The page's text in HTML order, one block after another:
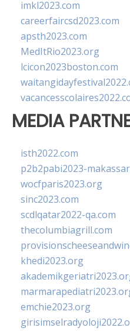
imkl2023.com
careerfaircsd2023.com
apsth2023.com
MedItRio2023.org
lcicon2023boston.com
MEDIA
isth2022.com
p2b2pabi2023-
wocfparis2023.org
sinc2023.com
scdlqatar2022-qa.com
thecolumbiagrill.com
khedi2023.org
emchie2023.org